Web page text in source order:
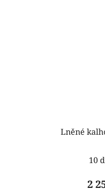
Lněné
10
2